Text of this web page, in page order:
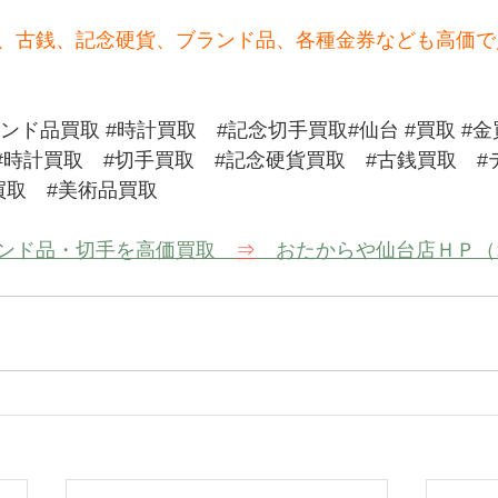
古銭、記念硬貨、ブランド品、各種金券なども高価
ド品買取 #時計買取 #記念切手買取#仙台 #買取 #金
計買取
#切手買取 #記念硬貨買取 #古銭買取
#
取
#美術品買取
ド品・切手を高価買取 ⇒ おたからや仙台店ＨＰ